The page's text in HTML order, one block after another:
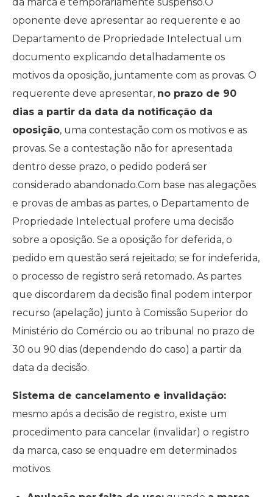
oponente deve apresentar ao requerente e ao
Departamento de Propriedade Intelectual um
documento explicando detalhadamente os
motivos da oposição, juntamente com as provas. O
requerente deve apresentar, no prazo de 90
dias a partir da data da notificação da
oposição, uma contestação com os motivos e as
provas. Se a contestação não for apresentada
dentro desse prazo, o pedido poderá ser
considerado abandonado.Com base nas alegações
e provas de ambas as partes, o Departamento de
Propriedade Intelectual profere uma decisão
sobre a oposição. Se a oposição for deferida, o
pedido em questão será rejeitado; se for indeferida,
o processo de registro será retomado. As partes
que discordarem da decisão final podem interpor
recurso (apelação) junto à Comissão Superior do
Ministério do Comércio ou ao tribunal no prazo de
30 ou 90 dias (dependendo do caso) a partir da
data da decisão.
Sistema de cancelamento e invalidação:
mesmo após a decisão de registro, existe um
procedimento para cancelar (invalidar) o registro
da marca, caso se enquadre em determinados
motivos.